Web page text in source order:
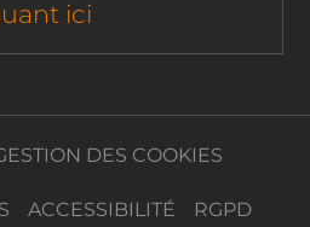
ici
DES COOKIES
ACCESSIBILITÉ RGPD